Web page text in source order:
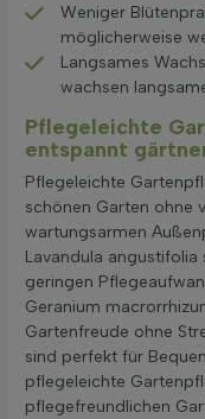
Weniger
möglicherweise
Langsames
wachsen
Pflegeleichte
entspannt
Pflegeleichte
schönen Garten ohne
wartungsarmen
Lavandula
geringen
Geranium
Gartenfreude ohne
sind perfekt für
pflegeleichte
pflegefreundlichen